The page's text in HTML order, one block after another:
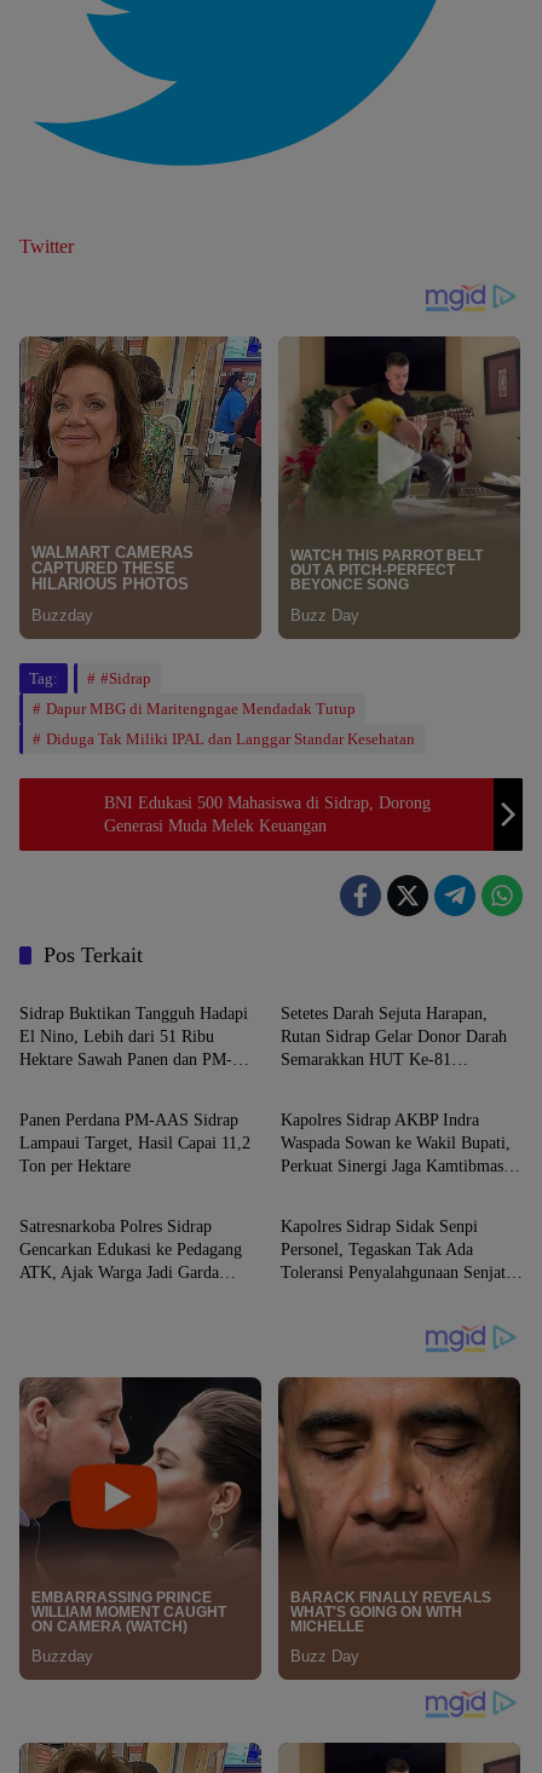
Twitter
Tag:
#Sidrap
Dapur MBG di Maritengngae Mendadak Tutup
Diduga Tak Miliki IPAL dan Langgar Standar Kesehatan
BNI Edukasi 500 Mahasiswa di Sidrap, Dorong
Generasi Muda Melek Keuangan
Pos Terkait
SIDRAP
Sidrap Buktikan Tangguh Hadapi
El Nino, Lebih dari 51 Ribu
Hektare Sawah Panen dan PM-
Setetes Darah Sejuta Harapan,
Rutan Sidrap Gelar Donor Darah
Semarakkan HUT Ke-81
SIDRAP
Panen Perdana PM-AAS Sidrap
Lampaui Target, Hasil Capai 11,2
Ton per Hektare
SIDRAP
Kapolres Sidrap AKBP Indra
Waspada Sowan ke Wakil Bupati,
Perkuat Sinergi Jaga Kamtibmas
SIDRAP
Satresnarkoba Polres Sidrap
Gencarkan Edukasi ke Pedagang
ATK, Ajak Warga Jadi Garda
SIDRAP
Kapolres Sidrap Sidak Senpi
Personel, Tegaskan Tak Ada
Toleransi Penyalahgunaan Senjata